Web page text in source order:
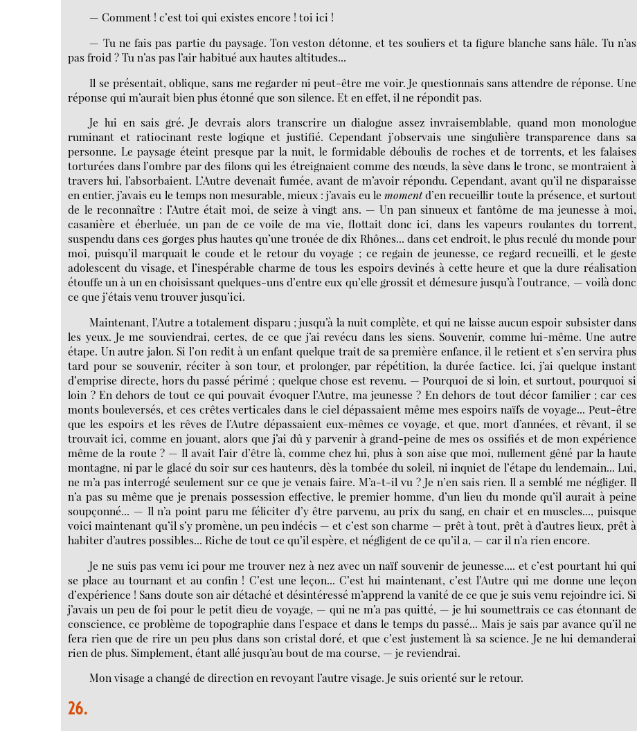
— Comment ! c’est toi qui existes encore ! toi ici !
— Tu ne fais pas partie du paysage. Ton veston détonne, et tes souliers et ta figure blanche sans hâle. Tu n’as
pas froid ? Tu n’as pas l’air habitué aux hautes altitudes...
Il se présentait, oblique, sans me regarder ni peut-être me voir. Je questionnais sans attendre de réponse. Une
réponse qui m’aurait bien plus étonné que son silence. Et en effet, il ne répondit pas.
Je lui en sais gré. Je devrais alors transcrire un dialogue assez invraisemblable, quand mon monologue
ruminant et ratiocinant reste logique et justifié. Cependant j’observais une singulière transparence dans sa
personne. Le paysage éteint presque par la nuit, le formidable déboulis de roches et de torrents, et les falaises
torturées dans l’ombre par des filons qui les étreignaient comme des nœuds, la sève dans le tronc, se montraient à
travers lui, l’absorbaient. L’Autre devenait fumée, avant de m’avoir répondu. Cependant, avant qu’il ne disparaisse
en entier, j’avais eu le temps non mesurable, mieux : j’avais eu lemomentd’en recueillir toute la présence, et surtout
de le reconnaître : l’Autre était moi, de seize à vingt ans. — Un pan sinueux et fantôme de ma jeunesse à moi,
casanière et éberluée, un pan de ce voile de ma vie, flottait donc ici, dans les vapeurs roulantes du torrent,
suspendu dans ces gorges plus hautes qu’une trouée de dix Rhônes... dans cet endroit, le plus reculé du monde pour
moi, puisqu’il marquait le coude et le retour du voyage ; ce regain de jeunesse, ce regard recueilli, et le geste
adolescent du visage, et l’inespérable charme de tous les espoirs devinés à cette heure et que la dure réalisation
étouffe un à un en choisissant quelques-uns d’entre eux qu’elle grossit et démesure jusqu’à l’outrance, — voilà donc
ce que j’étais venu trouver jusqu’ici.
Maintenant, l’Autre a totalement disparu ; jusqu’à la nuit complète, et qui ne laisse aucun espoir subsister dans
les yeux. Je me souviendrai, certes, de ce que j’ai revécu dans les siens. Souvenir, comme lui-même. Une autre
étape. Un autre jalon. Si l’on redit à un enfant quelque trait de sa première enfance, il le retient et s’en servira plus
tard pour se souvenir, réciter à son tour, et prolonger, par répétition, la durée factice. Ici, j’ai quelque instant
d’emprise directe, hors du passé périmé ; quelque chose est revenu. — Pourquoi de si loin, et surtout, pourquoi si
loin ? En dehors de tout ce qui pouvait évoquer l’Autre, ma jeunesse ? En dehors de tout décor familier ; car ces
monts bouleversés, et ces crêtes verticales dans le ciel dépassaient même mes espoirs naïfs de voyage... Peut-être
que les espoirs et les rêves de l’Autre dépassaient eux-mêmes ce voyage, et que, mort d’années, et rêvant, il se
trouvait ici, comme en jouant, alors que j’ai dû y parvenir à grand-peine de mes os ossifiés et de mon expérience
même de la route ? — Il avait l’air d’être là, comme chez lui, plus à son aise que moi, nullement gêné par la haute
montagne, ni par le glacé du soir sur ces hauteurs, dès la tombée du soleil, ni inquiet de l’étape du lendemain... Lui,
ne m’a pas interrogé seulement sur ce que je venais faire. M’a-t-il vu ? Je n’en sais rien. Il a semblé me négliger. Il
n’a pas su même que je prenais possession effective, le premier homme, d’un lieu du monde qu’il aurait à peine
soupçonné... — Il n’a point paru me féliciter d’y être parvenu, au prix du sang, en chair et en muscles..., puisque
voici maintenant qu’il s’y promène, un peu indécis — et c’est son charme — prêt à tout, prêt à d’autres lieux, prêt à
habiter d’autres possibles... Riche de tout ce qu’il espère, et négligent de ce qu’il a, — car il n’a rien encore.
Je ne suis pas venu ici pour me trouver nez à nez avec un naïf souvenir de jeunesse.... et c’est pourtant lui qui
se place au tournant et au confin ! C’est une leçon... C’est lui maintenant, c’est l’Autre qui me donne une leçon
d’expérience ! Sans doute son air détaché et désintéressé m’apprend la vanité de ce que je suis venu rejoindre ici. Si
j’avais un peu de foi pour le petit dieu de voyage, — qui ne m’a pas quitté, — je lui soumettrais ce cas étonnant de
conscience, ce problème de topographie dans l’espace et dans le temps du passé... Mais je sais par avance qu’il ne
fera rien que de rire un peu plus dans son cristal doré, et que c’est justement là sa science. Je ne lui demanderai
rien de plus. Simplement, étant allé jusqu’au bout de ma course, — je reviendrai.
Mon visage a changé de direction en revoyant l’autre visage. Je suis orienté sur le retour.
26.